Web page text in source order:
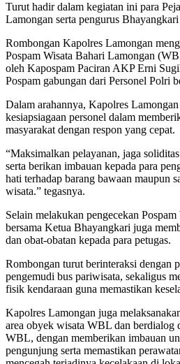
Turut hadir dalam kegiatan ini para
Lamongan serta pengurus
Rombongan Kapolres Lamongan
Pospam Wisata Bahari Lamongan
oleh Kapospam Paciran AKP Erni
Pospam gabungan dari Personel Polri
Dalam arahannya, Kapolres
kesiapsiagaan personel dalam
masyarakat dengan respon yang cepat.
“Maksimalkan pelayanan, jaga
serta berikan imbauan kepada para
hati terhadap barang bawaan maupun
wisata.” tegasnya.
Selain melakukan pengecekan
bersama Ketua Bhayangkari juga
dan obat-obatan kepada para petugas.
Rombongan turut berinteraksi dengan
pengemudi bus pariwisata, sekaligus
fisik kendaraan guna memastikan
Kapolres Lamongan juga
area obyek wisata WBL dan berdialog
WBL, dengan memberikan imbauan
pengunjung serta memastikan